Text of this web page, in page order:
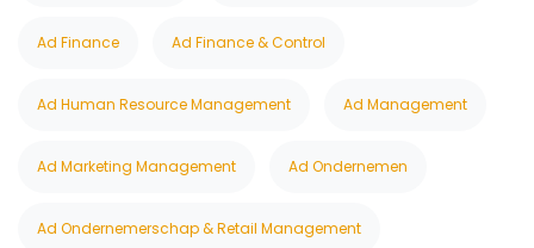
Ad Finance Ad Finance & Control
Ad Human Resource Management Ad Management
Ad Marketing Management Ad Ondernemen
Ad Ondernemerschap & Retail Management